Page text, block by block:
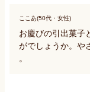
ここあ(50代・女性)
お慶びの引出菓子
がでしょうか。や
。